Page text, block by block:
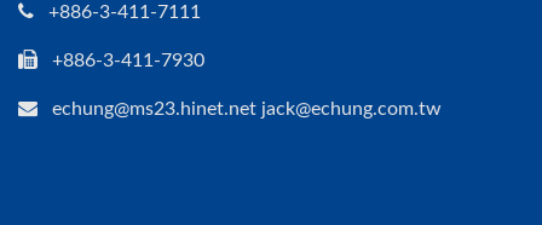
+886-3-411-7111
+886-3-411-7930
echung@ms23.hinet.net jack@echung.com.tw